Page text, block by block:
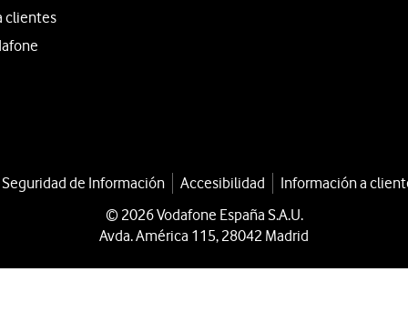
clientes
de Información Accesibilidad
Información a
© 2026 Vodafone España S.A.U.
Avda. América 115, 28042 Madrid